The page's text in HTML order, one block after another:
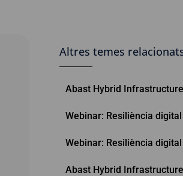
Altres temes
Abast Hybrid
Webinar: Resiliència
Webinar: Resiliència
Abast Hybrid